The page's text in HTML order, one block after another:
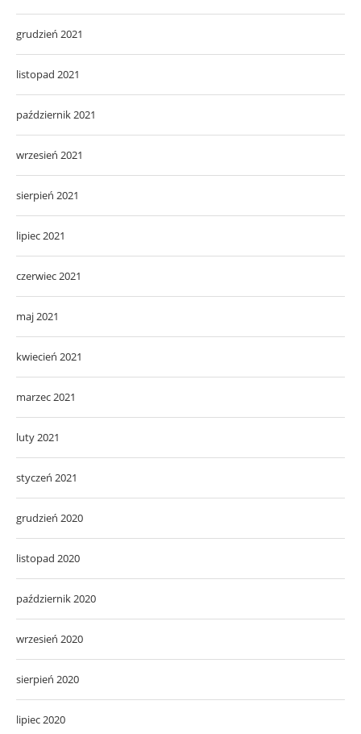
grudzień 2021
listopad 2021
październik 2021
wrzesień 2021
sierpień 2021
lipiec 2021
czerwiec 2021
maj 2021
kwiecień 2021
marzec 2021
luty 2021
styczeń 2021
grudzień 2020
listopad 2020
październik 2020
wrzesień 2020
sierpień 2020
lipiec 2020